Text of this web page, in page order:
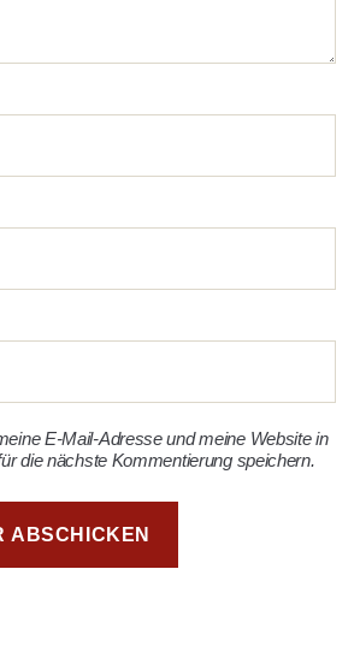
E-Mail-Adresse und meine Website in
die nächste Kommentierung speichern.